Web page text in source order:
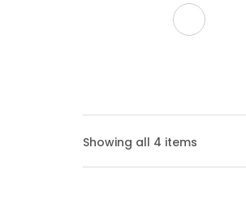
Showing all 4 items